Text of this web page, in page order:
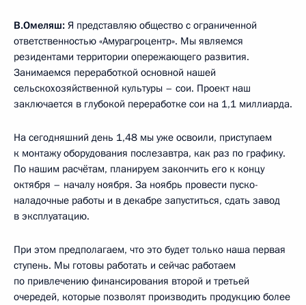
В.Омеляш: Я представляю общество с ограниченной
ответственностью «Амурагроцентр». Мы являемся
резидентами территории опережающего развития.
Занимаемся переработкой основной нашей
сельскохозяйственной культуры – сои. Проект наш
заключается в глубокой переработке сои на 1,1 миллиарда.
На сегодняшний день 1,48 мы уже освоили, приступаем
к монтажу оборудования послезавтра, как раз по графику.
По нашим расчётам, планируем закончить его к концу
октября – началу ноября. За ноябрь провести пуско-
наладочные работы и в декабре запуститься, сдать завод
в эксплуатацию.
При этом предполагаем, что это будет только наша первая
ступень. Мы готовы работать и сейчас работаем
по привлечению финансирования второй и третьей
очередей, которые позволят производить продукцию более